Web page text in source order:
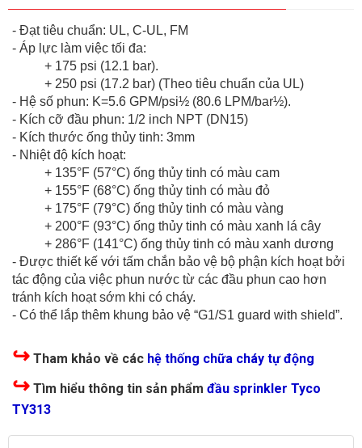
- Đạt tiêu chuẩn: UL, C-UL, FM
- Áp lực làm việc tối đa:
+ 175 psi (12.1 bar).
+ 250 psi (17.2 bar) (Theo tiêu chuẩn của UL)
- Hệ số phun: K=5.6 GPM/psi½ (80.6 LPM/bar½).
- Kích cỡ đầu phun: 1/2 inch NPT (DN15)
- Kích thước ống thủy tinh: 3mm
- Nhiệt độ kích hoạt:
+ 135°F (57°C) ống thủy tinh có màu cam
+ 155°F (68°C) ống thủy tinh có màu đỏ
+ 175°F (79°C) ống thủy tinh có màu vàng
+ 200°F (93°C) ống thủy tinh có màu xanh lá cây
+ 286°F (141°C) ống thủy tinh có màu xanh dương
- Được thiết kế với tấm chắn bảo vệ bộ phận kích hoạt bởi
tác động của việc phun nước từ các đầu phun cao hơn
tránh kích hoạt sớm khi có cháy.
- Có thể lắp thêm khung bảo vệ “G1/S1 guard with shield”.
↪ Tham khảo về các hệ thống chữa cháy tự động
↪ Tìm hiểu thông tin sản phẩm đầu sprinkler Tyco
TY313